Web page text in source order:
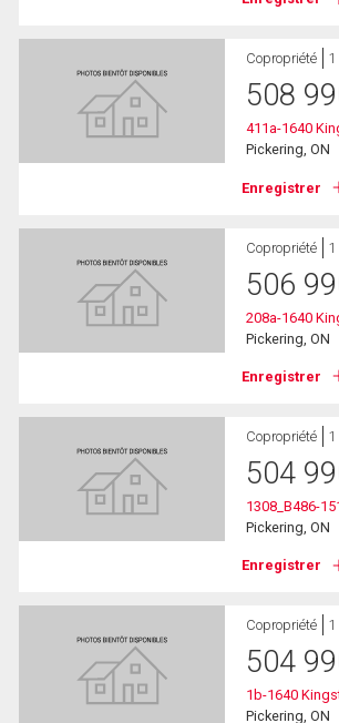
Copropriété
508
411a-1640
Pickering, ON
Enregistrer
Copropriété
506
208a-1640
Pickering, ON
Enregistrer
Copropriété
504
1308_B486-
Pickering, ON
Enregistrer
Copropriété
504
1b-1640
Pickering, ON